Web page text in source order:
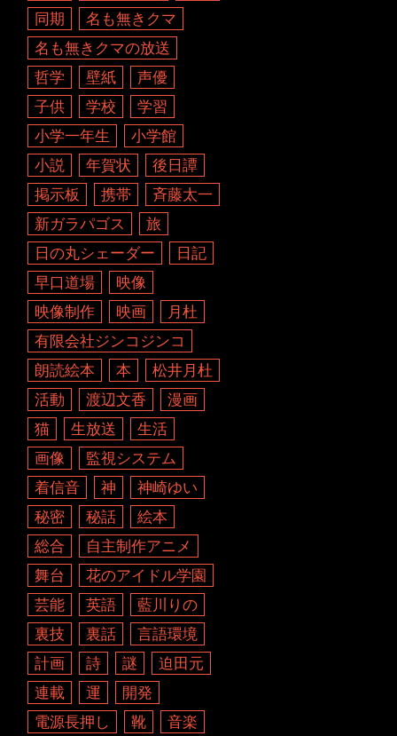
同期
名も無きクマ
名も無きクマの放送
哲学
壁紙
声優
子供
学校
学習
小学一年生
小学館
小説
年賀状
後日譚
掲示板
携帯
斉藤太一
新ガラパゴス
旅
日の丸シェーダー
日記
早口道場
映像
映像制作
映画
月杜
有限会社ジンコジンコ
朗読絵本
本
松井月杜
活動
渡辺文香
漫画
猫
生放送
生活
画像
監視システム
着信音
神
神崎ゆい
秘密
秘話
絵本
総合
自主制作アニメ
舞台
花のアイドル学園
芸能
英語
藍川りの
裏技
裏話
言語環境
計画
詩 謎
迫田元
連載
運
開発
電源長押し
靴 音楽